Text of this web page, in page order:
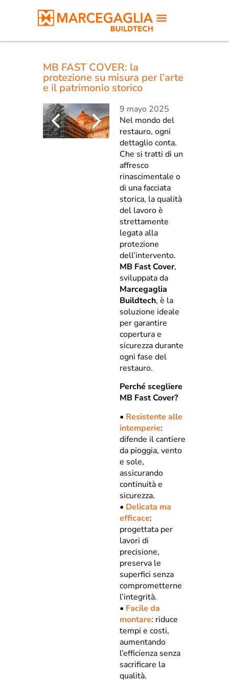
MB FAST COVER: la
protezione su misura per l’arte
e il patrimonio storico
9 mayo 2025
Nel mondo del
restauro, ogni
dettaglio conta.
Che si tratti di un
affresco
rinascimentale o
di una facciata
storica, la qualità
del lavoro è
strettamente
legata alla
protezione
dell’intervento.
MB Fast Cover,
sviluppata da
Marcegaglia
Buildtech, è la
soluzione ideale
per garantire
copertura e
sicurezza durante
ogni fase del
restauro.
Perché scegliere
MB Fast Cover?
• Resistente alle
intemperie:
difende il cantiere
da pioggia, vento
e sole,
assicurando
continuità e
sicurezza.
• Delicata ma
efficace:
progettata per
lavori di
precisione,
preserva le
superfici senza
comprometterne
l’integrità.
• Facile da
montare: riduce
tempi e costi,
aumentando
l’efficienza senza
sacrificare la
qualità.